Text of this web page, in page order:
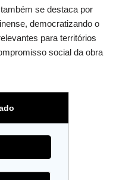
se destaca por
democratizando o
para territórios
social da obra